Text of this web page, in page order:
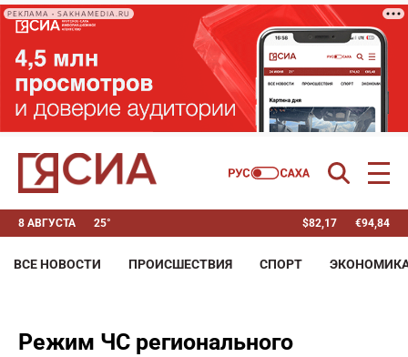
РЕКЛАМА • SAKHAMEDIA.RU
8 АВГУСТА 25° $82,17 €94,84
ВСЕ НОВОСТИ ПРОИСШЕСТВИЯ СПОРТ
Режим ЧС регионального